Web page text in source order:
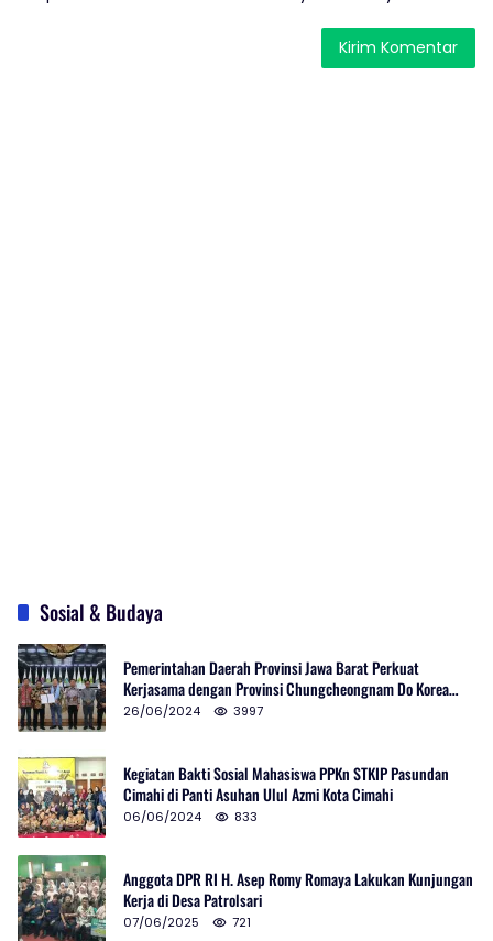
Sosial & Budaya
Pemerintahan Daerah Provinsi Jawa Barat Perkuat
Kerjasama dengan Provinsi Chungcheongnam Do Korea
Selatan
26/06/2024 3997
Kegiatan Bakti Sosial Mahasiswa PPKn STKIP Pasundan
Cimahi di Panti Asuhan Ulul Azmi Kota Cimahi
06/06/2024 833
Anggota DPR RI H. Asep Romy Romaya Lakukan Kunjungan
Kerja di Desa Patrolsari
07/06/2025 721